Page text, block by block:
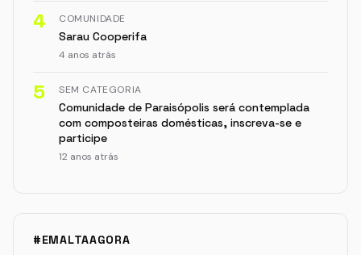
4 COMUNIDADE
Sarau Cooperifa
4 anos atrás
5 SEM CATEGORIA
Comunidade de Paraisópolis será contemplada
com composteiras domésticas, inscreva-se e
participe
12 anos atrás
#EMALTAAGORA